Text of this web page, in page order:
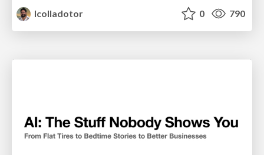
lcolladotor
0 790